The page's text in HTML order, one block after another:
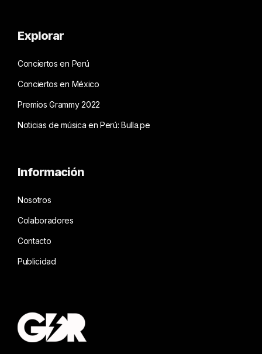
Explorar
Conciertos en Perú
Conciertos en México
Premios Grammy 2022
Noticias de música en Perú: Bulla.pe
Información
Nosotros
Colaboradores
Contacto
Publicidad